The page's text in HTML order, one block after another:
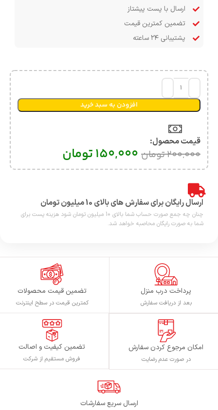
ارسال با پست پیشتاز
تضمین کمترین قیمت
پشتیبانی ۲۴ ساعته
افزودن به سبد خرید
قیمت محصول:​
200,000تومان 150,000تومان
ارسال رایگان برای سفارش های بالای 10 میلیون تومان
چنان چه جمع صورت حساب شما بالای 10 میلیون تومان شود هزینه پست برای
شما به صورت رایگان محاصبه خواهد شد.
پرداخت درب منزل
بعد از دریافت سفارش
تضمین قیمت محصولات
کمترین قیمت در سطح اینترنت
امکان مرجوع کردن سفارش
در صورت عدم رضایت
تضمین کیفیت و اصالت
فروش مستقیم از شرکت
ارسال سریع سفارشات